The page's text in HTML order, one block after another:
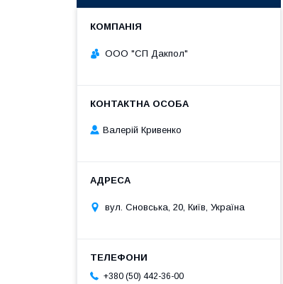
ООО "СП Дакпол"
Валерій Кривенко
вул. Сновська, 20, Київ, Україна
+380 (50) 442-36-00